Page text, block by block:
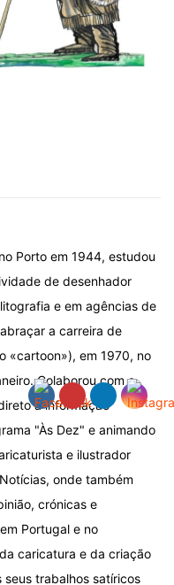
Porto em 1944, estudou
de desenhador
e em agências de
a carreira de
«cartoon»), em 1970, no
Colaborou com a
a informação
"Às Dez" e animando
e ilustrador
onde também
crónicas e
Portugal e no
caricatura e da criação
trabalhos satíricos